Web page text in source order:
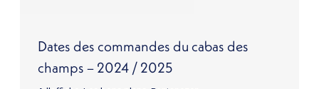
Dates des commandes du cabas des
champs – 2024 / 2025